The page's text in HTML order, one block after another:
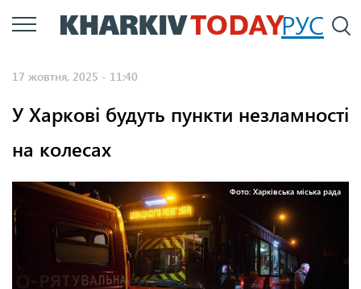
Перейти
до
РУС
17 жовтня, 2025 - 11:40
У Харкові будуть пункти незламності
на колесах
Фото: Харківська міська рада